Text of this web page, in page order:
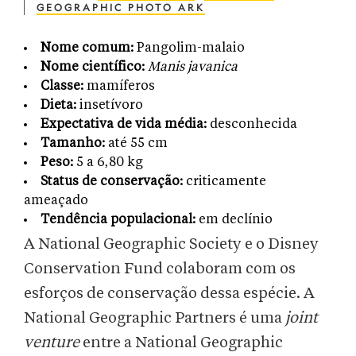
GEOGRAPHIC PHOTO ARK
Nome comum: Pangolim-malaio
Nome científico: Manis javanica
Classe: mamíferos
Dieta: insetívoro
Expectativa de vida média: desconhecida
Tamanho: até 55 cm
Peso: 5 a 6,80 kg
Status de conservação: criticamente
ameaçado
Tendência populacional: em declínio
A National Geographic Society e o Disney
Conservation Fund colaboram com os
esforços de conservação dessa espécie. A
National Geographic Partners é uma joint
ventureentre a National Geographic